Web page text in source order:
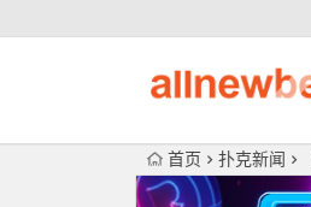
首页 扑克新闻